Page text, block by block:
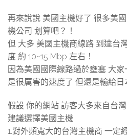
再來說說 美國主機好了 很多美
機公司 划算吧？！
但 大多 美國主機商線路 到達台
度 約 10~15 Mbp 左右！
因為美國國際線路過於壅塞 大
是很厲害的速度了 但還是輸給日
假設 你的網站 訪客大多來自台
建議選擇美國主機
1.對外頻寬大的台灣主機商 一定